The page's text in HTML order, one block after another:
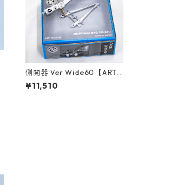
側開器 Ver Wide60【ART1
9460】
¥11,510